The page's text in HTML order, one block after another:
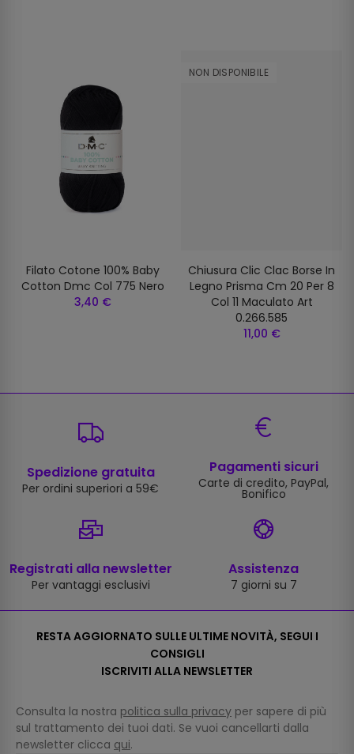
Filato Cotone 100% Baby
Cotton Dmc Col 775 Nero
3,40 €
NON DISPONIBILE
Chiusura Clic Clac Borse In
Legno Prisma Cm 20 Per 8
Col 11 Maculato Art
0.266.585
11,00 €
Spedizione gratuita
Per ordini superiori a 59€
Pagamenti sicuri
Carte di credito, PayPal,
Bonifico
Registrati alla newsletter
Per vantaggi esclusivi
Assistenza
7 giorni su 7
RESTA AGGIORNATO SULLE ULTIME NOVITÀ, SEGUI I
CONSIGLI
ISCRIVITI ALLA NEWSLETTER
Consulta la nostra politica sulla privacy per sapere di più
sul trattamento dei tuoi dati. Se vuoi cancellarti dalla
newsletter clicca qui.